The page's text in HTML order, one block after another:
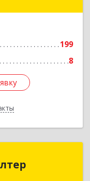
199
8
Бухгалтер